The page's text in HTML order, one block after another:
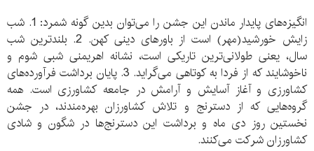
انگیزه‌های پایدار ماندن این جشن را می‌توان بدین گونه شمرد: 1. شب
زایش خورشید(مهر) است از باورهای دینی کهن. 2. بلندترین شب
سال، یعنی طولانی‌ترین تاریکی است، نشانه اهریمنی شبی شوم و
ناخوشایند که از فردا به کوتاهی می‌گراید. 3. پایان برداشت فرآورده‌های
کشاورزی و آغاز آسایش و آرامش در جامعه کشاورزی است. همه
گروه‌هایی که از دسترنج و تلاش کشاورزان بهره‌مندند، در جشن
نخستین روز دی ماه و برداشت این دسترنج‌ها در شگون و شادی
کشاورزان شرکت می‌کنند.